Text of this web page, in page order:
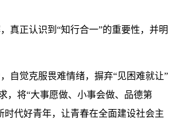
真正认识到“知行合一”的重要性，并明
自觉克服畏难情绪，摒弃“见困难就让”
，将“大事愿做、小事会做、品德第
代好青年，让青春在全面建设社会主